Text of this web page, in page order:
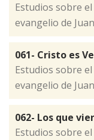
​Estudios sobre el
evangelio de
061- Cristo es
Estudios sobre el
evangelio de
062- Los que
​Estudios sobre el